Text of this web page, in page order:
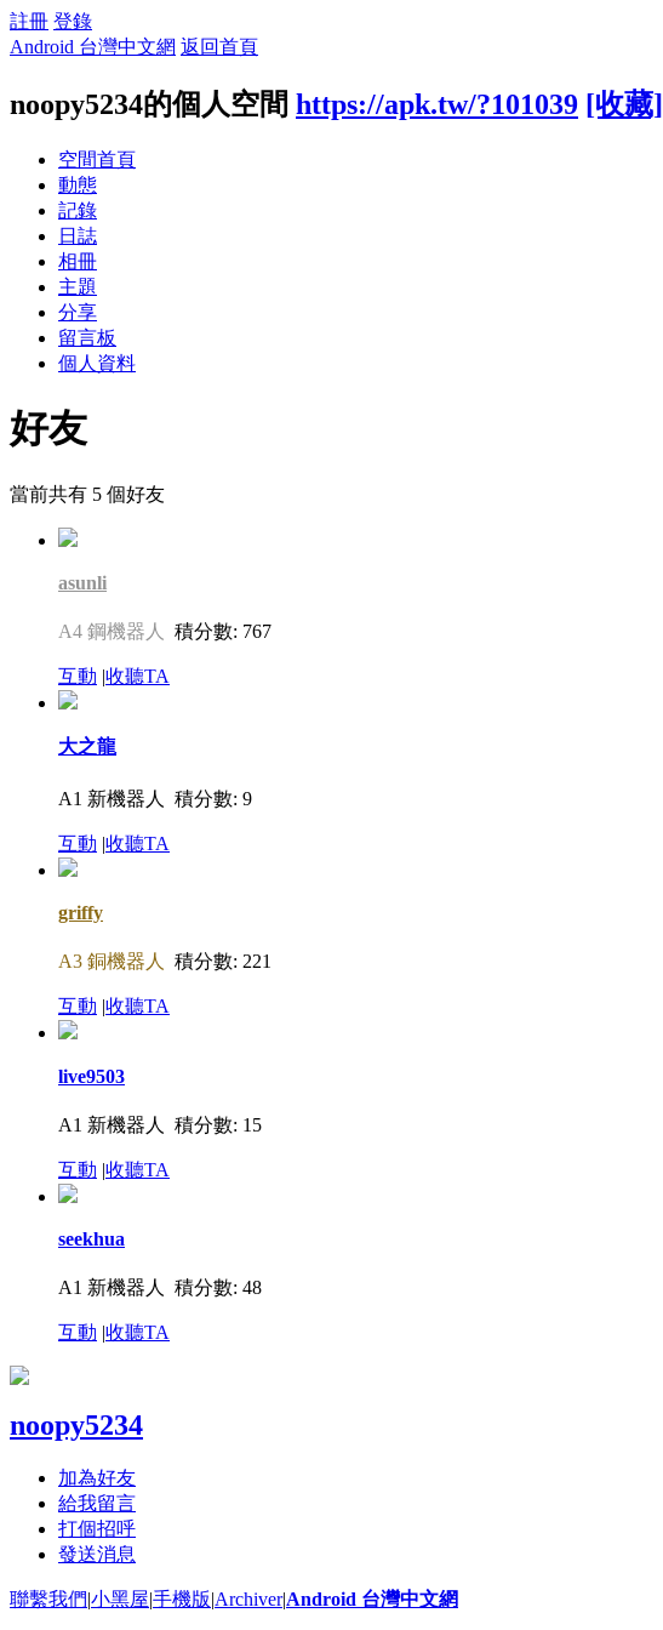
註冊 登錄
Android 台灣中文網 返回首頁
noopy5234的個人空間 https://apk.tw/?101039 [收藏]
空間首頁
動態
記錄
日誌
相冊
主題
分享
留言板
個人資料
好友
當前共有 5 個好友
asunli
A4 鋼機器人 積分數: 767
互動 |收聽TA
大之龍
A1 新機器人 積分數: 9
互動 |收聽TA
griffy
A3 銅機器人 積分數: 221
互動 |收聽TA
live9503
A1 新機器人 積分數: 15
互動 |收聽TA
seekhua
A1 新機器人 積分數: 48
互動 |收聽TA
noopy5234
加為好友
給我留言
打個招呼
發送消息
聯繫我們|小黑屋|手機版|Archiver|Android 台灣中文網